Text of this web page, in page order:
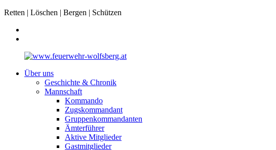
Retten | Löschen | Bergen | Schützen
Über uns
Geschichte & Chronik
Mannschaft
Kommando
Zugskommandant
Gruppenkommandanten
Ämterführer
Aktive Mitglieder
Gastmitglieder